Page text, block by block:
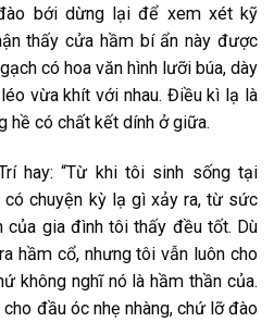
bới dừng lại để xem xét kỹ
thấy cửa hầm bí ẩn này được
có hoa văn hình lưỡi búa, dày
vừa khít với nhau. Điều kì lạ là
hề có chất kết dính ở giữa.
hay: “Từ khi tôi sinh sống tại
có chuyện kỳ lạ gì xảy ra, từ sức
của gia đình tôi thấy đều tốt. Dù
hầm cổ, nhưng tôi vẫn luôn cho
không nghĩ nó là hầm thần của.
đầu óc nhẹ nhàng, chứ lỡ đào